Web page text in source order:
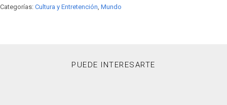
Categorías: Cultura y Entretención Mundo
PUEDE INTERESARTE